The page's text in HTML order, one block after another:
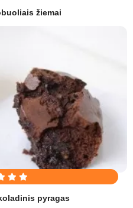
žiemai
pyragas